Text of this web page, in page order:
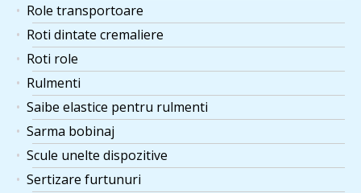
Role transportoare
Roti dintate cremaliere
Roti role
Rulmenti
Saibe elastice pentru rulmenti
Sarma bobinaj
Scule unelte dispozitive
Sertizare furtunuri